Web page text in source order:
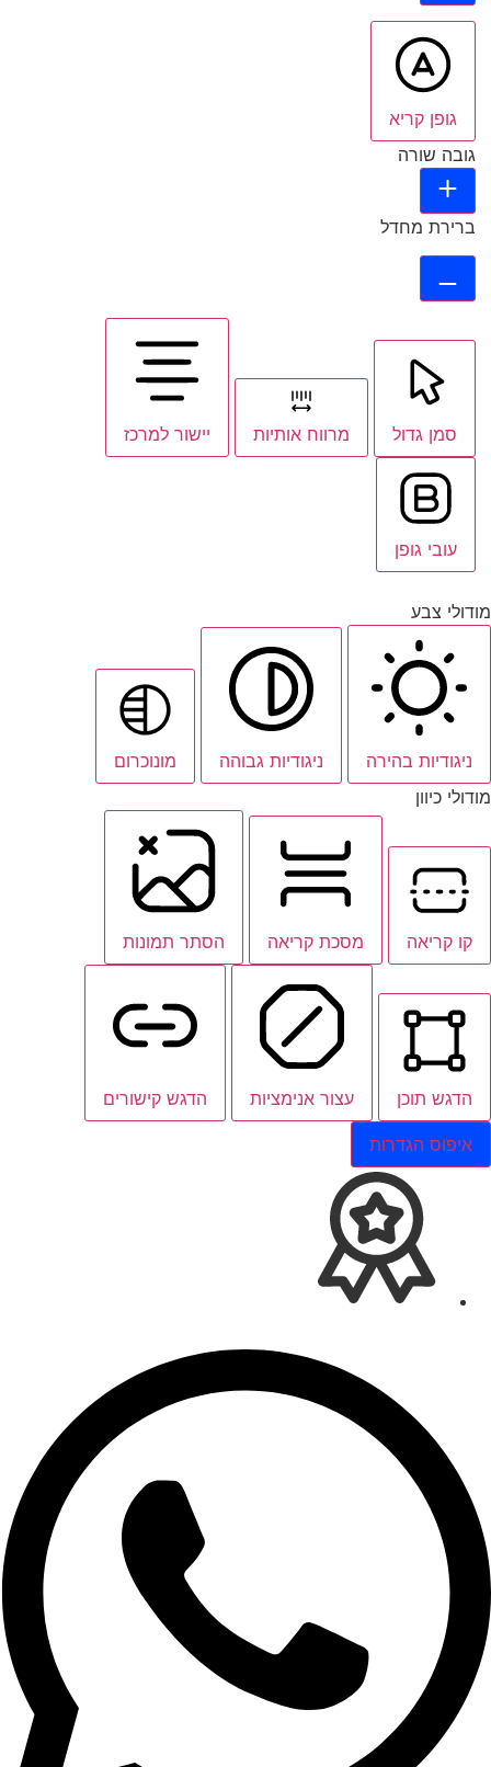
גופן קריא
גובה שורה
ברירת מחדל
סמן גדול מרווח אותיות יישור למרכז
עובי גופן
מודולי צבע
ניגודיות בהירה ניגודיות גבוהה
מונוכרום
מודולי כיוון
קו קריאה מסכת קריאה הסתר תמונות
הדגש תוכן עצור אנימציות הדגש קישורים
איפוס הגדרות